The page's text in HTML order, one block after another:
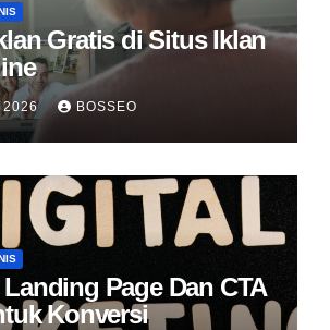
Gratis di Situs Iklan
2026 BOSSEO
Page Dan CTA
Konversi